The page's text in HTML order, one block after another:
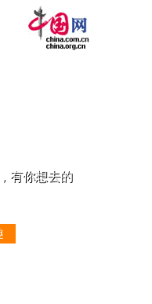
有你想去的